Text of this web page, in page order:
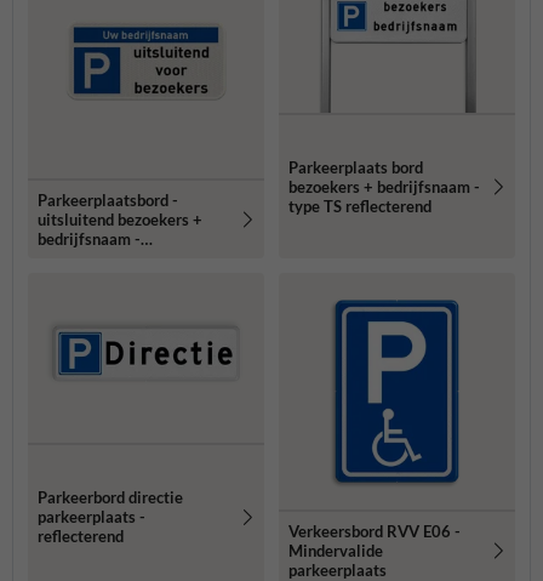
Parkeerplaatsbord -
uitsluitend bezoekers +
bedrijfsnaam -
Parkeerplaats bord
bezoekers + bedrijfsnaam -
type TS reflecterend
Parkeerbord directie
parkeerplaats -
reflecterend
Verkeersbord RVV E06 -
Mindervalide
parkeerplaats